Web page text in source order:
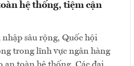
hệ thống, tiệm cận
sâu rộng, Quốc hội
trong lĩnh vực ngân hàng